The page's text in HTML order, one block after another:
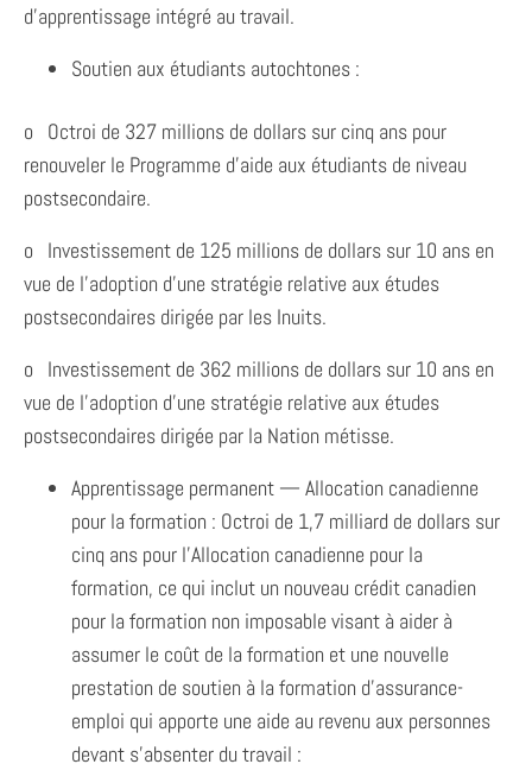
d’apprentissage intégré au travail.
Soutien aux étudiants autochtones :
o Octroi de 327 millions de dollars sur cinq ans pour
renouveler le Programme d’aide aux étudiants de niveau
postsecondaire.
o Investissement de 125 millions de dollars sur 10 ans en
vue de l’adoption d’une stratégie relative aux études
postsecondaires dirigée par les Inuits.
o Investissement de 362 millions de dollars sur 10 ans en
vue de l’adoption d’une stratégie relative aux études
postsecondaires dirigée par la Nation métisse.
Apprentissage permanent — Allocation canadienne
pour la formation : Octroi de 1,7 milliard de dollars sur
cinq ans pour l’Allocation canadienne pour la
formation, ce qui inclut un nouveau crédit canadien
pour la formation non imposable visant à aider à
assumer le coût de la formation et une nouvelle
prestation de soutien à la formation d’assurance-
emploi qui apporte une aide au revenu aux personnes
devant s’absenter du travail :